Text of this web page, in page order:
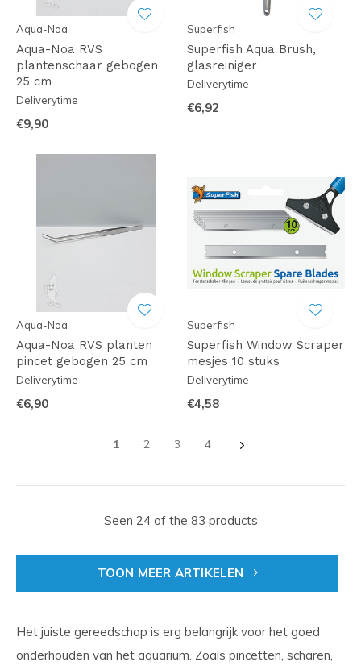
Aqua-Noa
Aqua-Noa RVS
plantenschaar gebogen
25 cm
Deliverytime
€9,90
Superfish
Superfish Aqua Brush,
glasreiniger
Deliverytime
€6,92
Aqua-Noa
Aqua-Noa RVS planten
pincet gebogen 25 cm
Deliverytime
€6,90
Superfish
Superfish Window Scraper
mesjes 10 stuks
Deliverytime
€4,58
1 2 3 4
Seen 24 of the 83 products
TOON MEER ARTIKELEN
Het juiste gereedschap is erg belangrijk voor het goed
onderhouden van het aquarium. Zoals pincetten, scharen,